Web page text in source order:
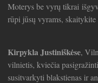
Moterys be vyrų tikrai
rūpi jūsų vyrams, skaitykite
Kirpykla Justiniškėse,
vilnietis, kviečia
susitvarkyti blakstienas ir